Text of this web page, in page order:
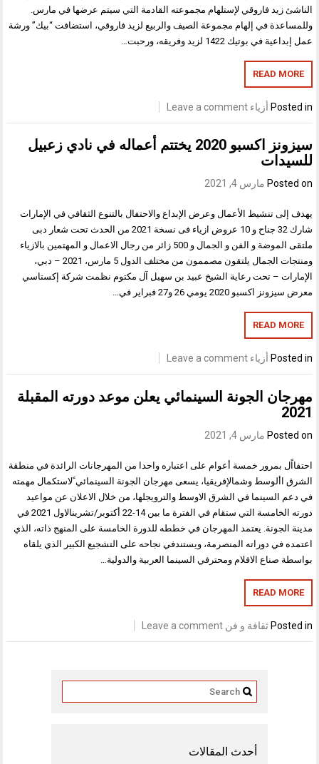
الناشئ زيد فاروقي لإستلهام مجموعته القادمة التي سيتم عرضها في مارس.
وللمساعدة في إلهام مجموعة الصيف والربيع لزيد فاروقي، استضافت “بيك” ورشة
عمل إبداعية في بوتيك 1422 لزيد وفريقه، ورحبت…
READ MORE
Posted in أزياء Leave a comment
سيزونز اكسبو 2020 يختتم أعماله في نادي زعبيل
للسيدات
Posted on مارس 4, 2021
يهدف إلى تنشيط الأعمال وعرض الإبداع والاحتفال بالتنوع الثقافي في الإمارات
شارك 32 جناح و 10 عروض ازياء فى نسخة 2021 من الحدث تحت شعار دبى
ملتقى الموضة و الفن و الجمال و 500 زائر من رجال الاعمال و المهتمين بالازياء
ومنتجات الجمال يلتقون مصممون من مختلف الدول 5 مارس، 2021 – دبي،
الإمارات – تحت رعاية الشيخ عبيد بن سهيل آل مكتوم نظمت شركة إكستاسي
معرض سيزونز اكسبو 2020 يومي 26 و27 فبراير في…
READ MORE
Posted in أزياء Leave a comment
مهرجان الجونة السينمائي يعلن موعد دورته المقبلة
2021
Posted on مارس 4, 2021
احتفااًل بمرور خمسة أعوام على اعتباره واحدا من المهرجانات الرائدة في منطقة
الشرق األوسط وشمالإفريقيا، يسعى مهرجان الجونة السينمائي ًلاستكمال مهمته
في دعم السينما في الشرق الاوسط والترويجلها، من خلال الاعلان عن مواعيد
دورته الخامسة التي ستقام في الفترة ما بين 14-22 أكتوبر/تشرينالاول 2021 في
مدينة الجونة. يعتمد المهرجان في خططه للدورة الخامسة على المنهج ذاته، الذي
اعتمده في دوراته المنصرمة، ويستندفي نجاحه على التشجيع الكبير الذي يلقاه
بواسطة صناع الافلام ومحترفي السينما العربية والدولية…
READ MORE
Posted in ثقافة و فن Leave a comment
أحدث المقالات